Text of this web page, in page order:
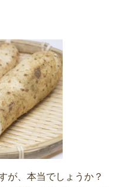
が、本当でしょうか？